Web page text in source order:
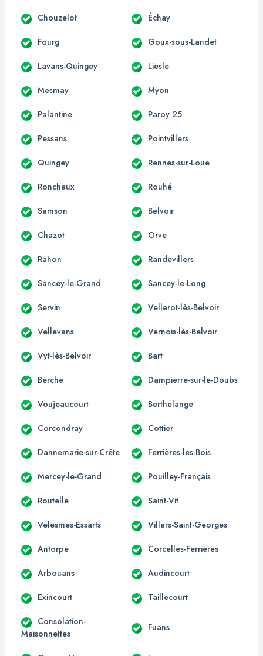
Chouzelot Échay
Fourg Goux-sous-Landet
Lavans-Quingey Liesle
Mesmay Myon
Palantine Paroy 25
Pessans Pointvillers
Quingey Rennes-sur-Loue
Ronchaux Rouhé
Samson Belvoir
Chazot Orve
Rahon Randevillers
Sancey-le-Grand Sancey-le-Long
Servin Vellerot-lès-Belvoir
Vellevans Vernois-lès-Belvoir
Vyt-lès-Belvoir Bart
Berche Dampierre-sur-le-Doubs
Voujeaucourt Berthelange
Corcondray Cottier
Dannemarie-sur-Crête Ferrières-les-Bois
Mercey-le-Grand Pouilley-Français
Routelle Saint-Vit
Velesmes-Essarts Villars-Saint-Georges
Antorpe Corcelles-Ferrieres
Arbouans Audincourt
Exincourt Taillecourt
Consolation-
Maisonnettes
Fuans